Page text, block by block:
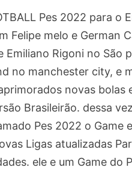
Pes 2022 para o
Felipe melo e German
Rigoni no São
no manchester city, e
novas
Brasileirão. dessa
Pes 2022 o Game
Ligas atualizadas
ele e um Game do